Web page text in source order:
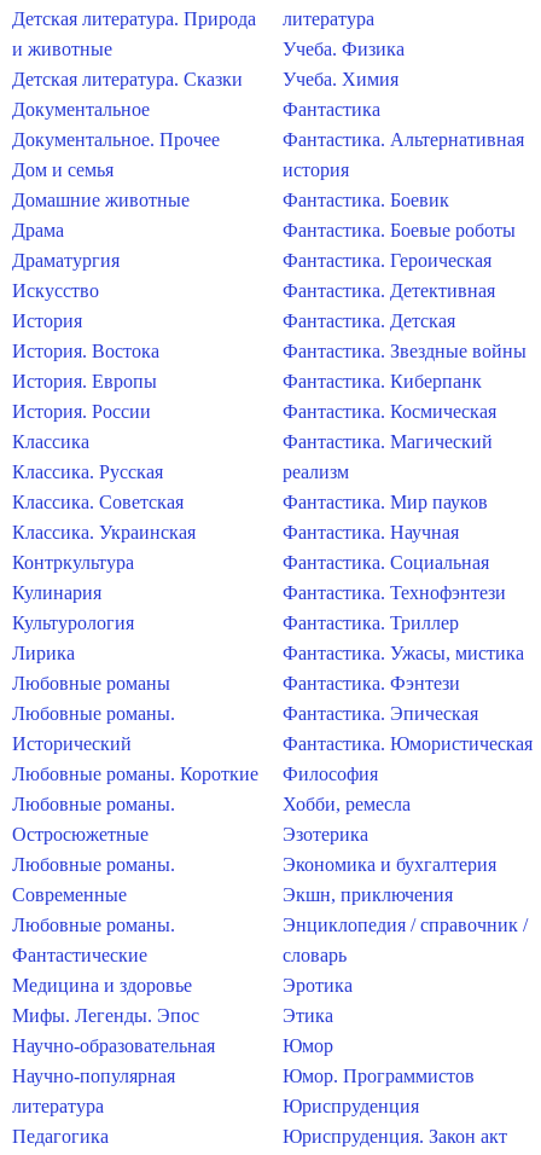
Детская литература. Природа
и животные
Детская литература. Сказки
Документальное
Документальное. Прочее
Дом и семья
Домашние животные
Драма
Драматургия
Искусство
История
История. Востока
История. Европы
История. России
Классика
Классика. Русская
Классика. Советская
Классика. Украинская
Контркультура
Кулинария
Культурология
Лирика
Любовные романы
Любовные романы.
Исторический
Любовные романы. Короткие
Любовные романы.
Остросюжетные
Любовные романы.
Современные
Любовные романы.
Фантастические
Медицина и здоровье
Мифы. Легенды. Эпос
Научно-образовательная
Научно-популярная
литература
Педагогика
литература
Учеба. Физика
Учеба. Химия
Фантастика
Фантастика. Альтернативная
история
Фантастика. Боевик
Фантастика. Боевые роботы
Фантастика. Героическая
Фантастика. Детективная
Фантастика. Детская
Фантастика. Звездные войны
Фантастика. Киберпанк
Фантастика. Космическая
Фантастика. Магический
реализм
Фантастика. Мир пауков
Фантастика. Научная
Фантастика. Социальная
Фантастика. Технофэнтези
Фантастика. Триллер
Фантастика. Ужасы, мистика
Фантастика. Фэнтези
Фантастика. Эпическая
Фантастика. Юмористическая
Философия
Хобби, ремесла
Эзотерика
Экономика и бухгалтерия
Экшн, приключения
Энциклопедия / справочник /
словарь
Эротика
Этика
Юмор
Юмор. Программистов
Юриспруденция
Юриспруденция. Закон акт